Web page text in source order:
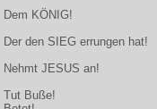
Dem KÖNIG!
Der den SIEG errungen hat!
Nehmt JESUS an!
Tut Buße!